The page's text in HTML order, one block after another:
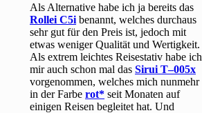
Als Alternative habe ich ja bereits das
Rollei C5i benannt, welches durchaus
sehr gut für den Preis ist, jedoch mit
etwas weniger Qualität und Wertigkeit.
Als extrem leichtes Reisestativ habe ich
mir auch schon mal dasSirui T–005x
vorgenommen, welches mich nunmehr
in der Farberot
seit Monaten auf
einigen Reisen begleitet hat. Und